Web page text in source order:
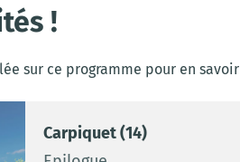
!
sur ce programme pour en
Carpiquet (14)